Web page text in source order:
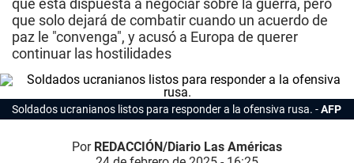
que está dispuesta a negociar sobre la guerra, pero
que solo dejará de combatir cuando un acuerdo de
paz le "convenga", y acusó a Europa de querer
continuar las hostilidades
Soldados ucranianos listos para responder a la ofensiva rusa. AFP
Por REDACCIÓN/Diario Las Américas